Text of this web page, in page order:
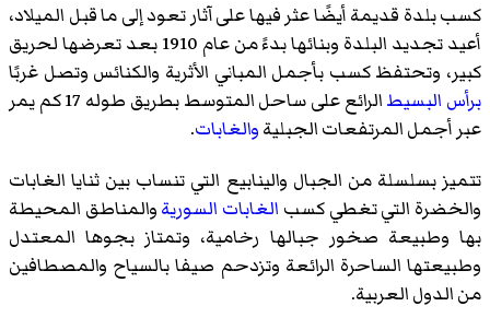
كسب بلدة قديمة أيضًا عثر فيها على آثار تعود إلى ما قبل الميلاد،
أعيد تجديد البلدة وبنائها بدءً من عام 1910 بعد تعرضها لحريق
كبير، وتحتفظ كسب بأجمل المباني الأثرية والكنائس وتصل غربًا
برأس البسيط
الرائع على ساحل المتوسط بطريق طوله 17 كم يمر
عبر أجمل المرتفعات الجبليةوالغابات.
تتميز بسلسلة من الجبال والينابيع التي تنساب بين ثنايا الغابات
والخضرة التي تغطي كسب الغابات السوريةوالمناطق المحيطة
بها وطبيعة صخور جبالها رخامية، وتمتاز بجوها المعتدل
وطبيعتها الساحرة الرائعة وتزدحم صيفا بالسياح والمصطافين
من الدول العربية.